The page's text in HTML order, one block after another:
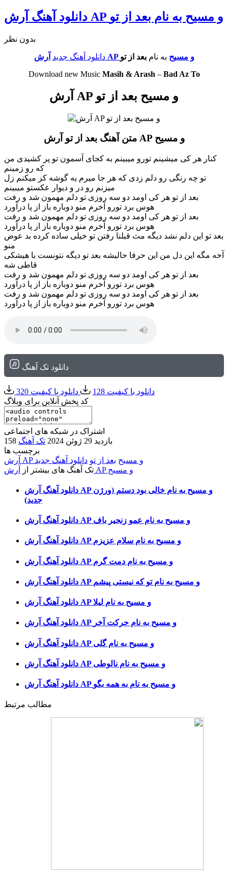
دانلود آهنگ آرش AP و مسیح به نام بعد از تو
بدون نظر
دانلود آهنگ جدید آرش AP و مسیح به نامبعد از تو
Download new Music Masih & Arash – Bad Az To
آرش AP و مسیح بعد از تو
متن آهنگ بعد از تو آرش AP و مسیح
کنار هر کی میشینم تورو میبینم به کجای آسمون تو پر کشیدی من
که رو زمینم
تو چه رنگی رو دلم زدی که هر جا میرم یه گوشه کز میکنم زل
میزنم رو در و دیوار عکستو میبینم
بعد از تو هر کی اومد دو سه روزی تو دلم مهمون شد و رفت
هوس برد تورو آخرم منو دوباره باز از پا درآورد
بعد از تو هر کی اومد دو سه روزی تو دلم مهمون شد و رفت
هوس برد تورو آخرم منو دوباره باز از پا درآورد
بعد تو این دلم نشد دیگه مث قبلنا رفتن تو خیلی ساده کرده بد عوض
منو
آخه مگه این دل من این حرفا حالیشه بعد تو دیگه نتونست با هیشکی
قاطی شه
بعد از تو هر کی اومد دو سه روزی تو دلم مهمون شد و رفت
هوس برد تورو آخرم منو دوباره باز از پا درآورد
بعد از تو هر کی اومد دو سه روزی تو دلم مهمون شد و رفت
هوس برد تورو آخرم منو دوباره باز از پا درآورد
دانلود تک آهنگ
دانلود با کیفیت 128
دانلود با کیفیت 320
کد پخش آنلاین برای وبلاگ
اشتراک در شبکه های اجتماعی
158 بازدید 29 ژوئن 2024
تک آهنگ
برچسب ها
آرش AP و مسیح بعد از تو دانلود آهنگ جدید
تک آهنگ های بیشتر از
آرش AP و مسیح
دانلود آهنگ آرش AP و مسیح به نام خالی بود دستم (ورژن
جدید)
دانلود آهنگ آرش AP و مسیح به نام عمو زنجیر باف
دانلود آهنگ آرش AP و مسیح به نام سلام عزیزم
دانلود آهنگ آرش AP و مسیح به نام دمت گرم
دانلود آهنگ آرش AP و مسیح به نام تو که نیستی پیشم
دانلود آهنگ آرش AP و مسیح به نام لیلا
دانلود آهنگ آرش AP و مسیح به نام حرکت آخر
دانلود آهنگ آرش AP و مسیح به نام گلی
دانلود آهنگ آرش AP و مسیح به نام نالوطی
دانلود آهنگ آرش AP و مسیح به نام به همه بگو
مطالب مرتبط